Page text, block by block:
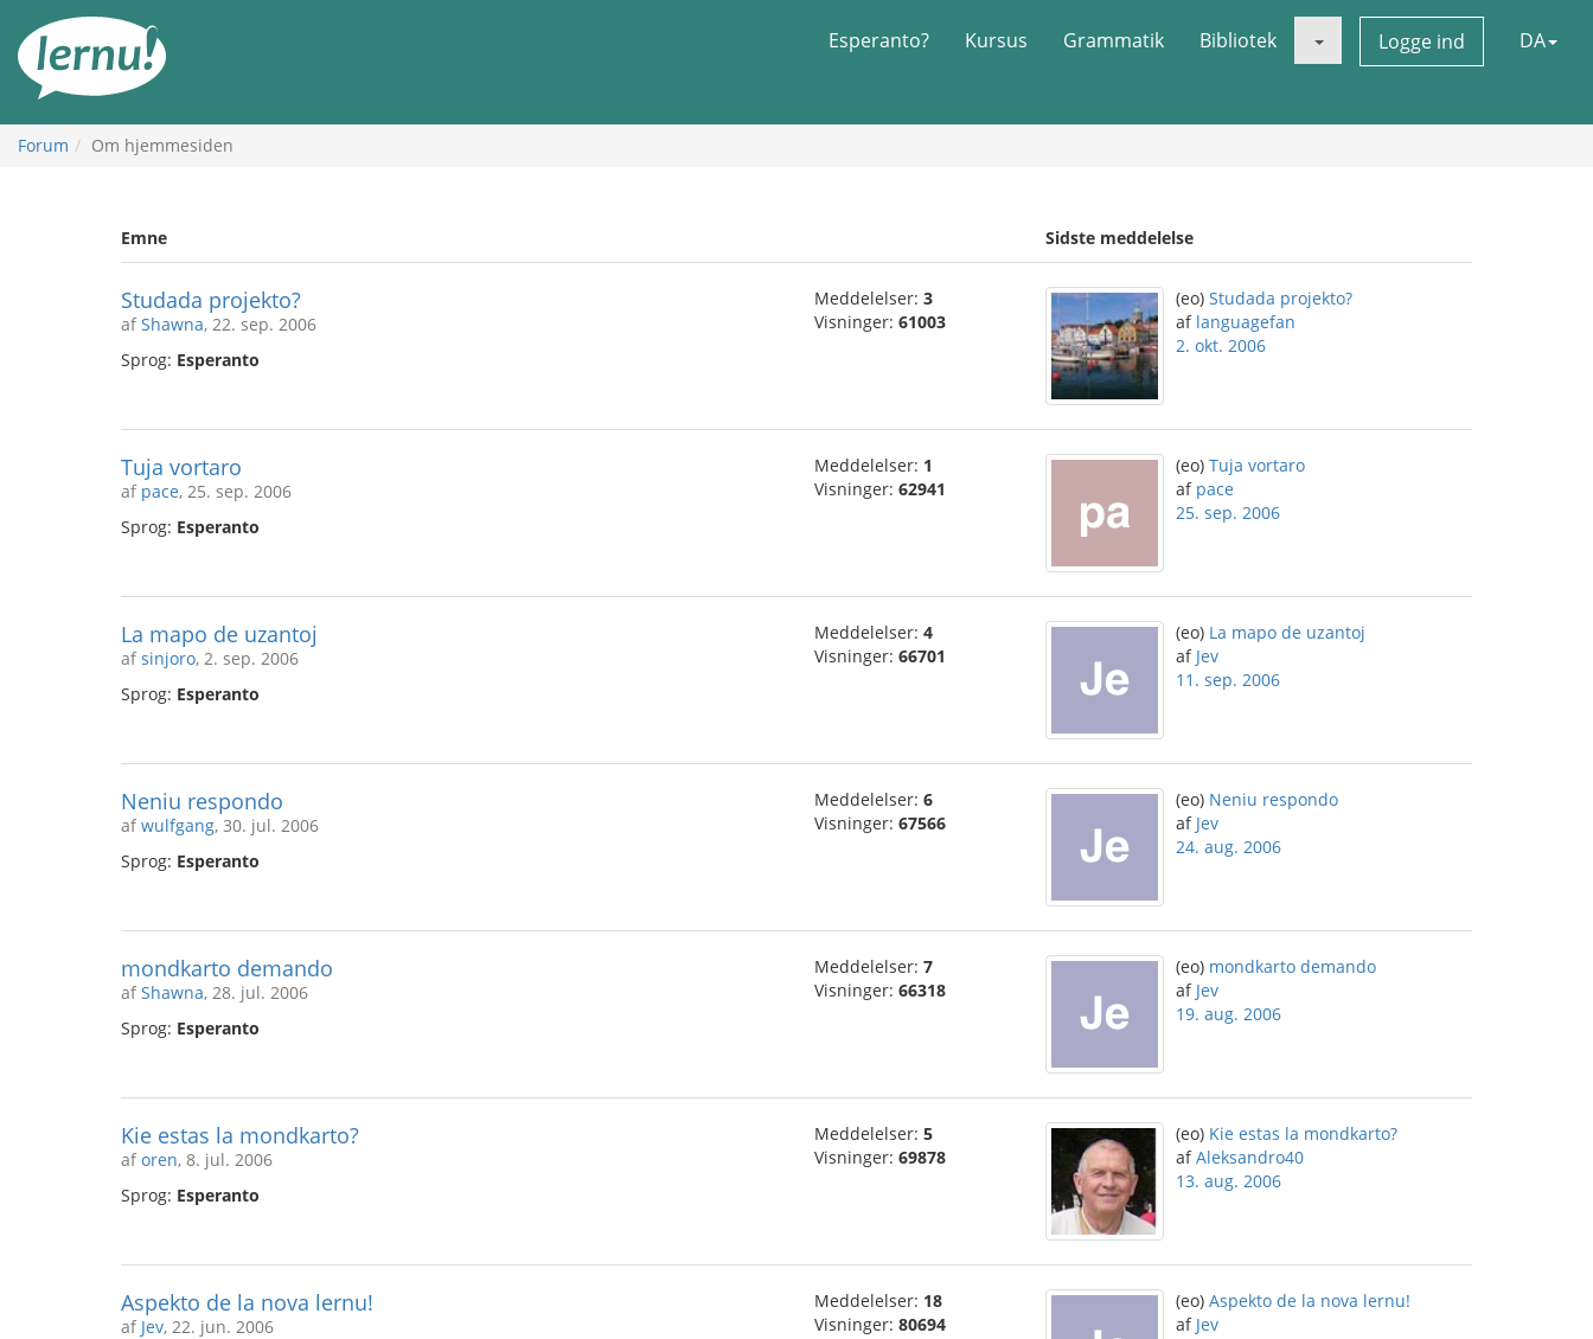
indholdet
Esperanto? Kursus Grammatik Bibliotek Logge ind DA
Forum Om hjemmesiden
Emne Sidste meddelelse
Studada projekto?
afShawna, 22. sep. 2006
Sprog: Esperanto
Meddelelser: 3
Visninger: 61003
(eo) Studada projekto?
af languagefan
2. okt. 2006
Tuja vortaro
af pace, 25. sep. 2006
Sprog: Esperanto
Meddelelser: 1
Visninger: 62941
(eo) Tuja vortaro
af pace
25. sep. 2006
La mapo de uzantoj
afsinjoro, 2. sep. 2006
Sprog: Esperanto
Meddelelser: 4
Visninger: 66701
(eo) La mapo de uzantoj
af Jev
11. sep. 2006
Neniu respondo
afwulfgang, 30. jul. 2006
Sprog: Esperanto
Meddelelser: 6
Visninger: 67566
(eo) Neniu respondo
af Jev
24. aug. 2006
mondkarto demando
afShawna, 28. jul. 2006
Sprog: Esperanto
Meddelelser: 7
Visninger: 66318
(eo) mondkarto demando
af Jev
19. aug. 2006
Kie estas la mondkarto?
aforen, 8. jul. 2006
Sprog: Esperanto
Meddelelser: 5
Visninger: 69878
(eo) Kie estas la mondkarto?
afAleksandro40
13. aug. 2006
Aspekto de la nova lernu!
af Jev, 22. jun. 2006
Meddelelser: 18
Visninger: 80694
(eo) Aspekto de la nova lernu!
af Jev